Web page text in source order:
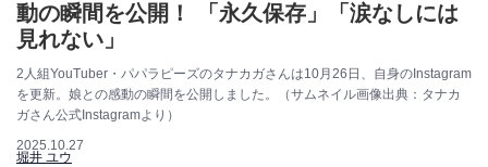
動の瞬間を公開！ 「永久保存」「涙なしには
見れない」
2人組YouTuber・パパラピーズのタナカガさんは10月26日、自身のInstagram
を更新。娘との感動の瞬間を公開しました。（サムネイル画像出典：タナカ
ガさん公式Instagramより）
2025.10.27
堀井 ユウ